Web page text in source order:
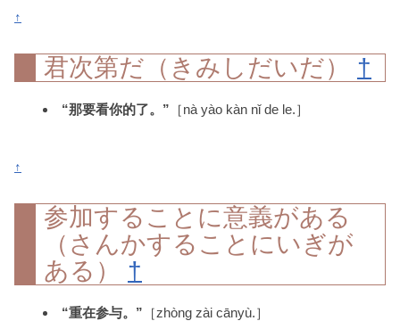
↑
君次第だ（きみしだいだ） †
“那要看你的了。” ［nà yào kàn nǐ de le.］
↑
参加することに意義がある
（さんかすることにいぎが
ある） †
“重在参与。” ［zhòng zài cānyù.］